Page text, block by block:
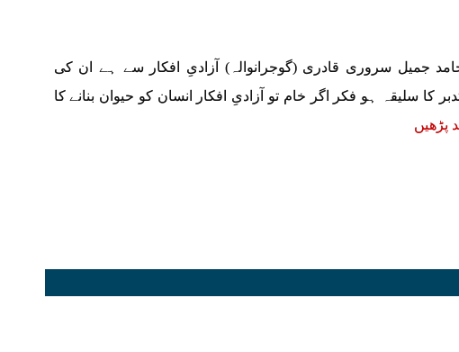
جمیل سروری قادری (گوجرانوالہ) آزادیِ افکار سے ہے ان کی
کا سلیقہ ہو فکر اگر خام تو آزادیِ افکار انسان کو حیوان بنانے کا
پڑھیں